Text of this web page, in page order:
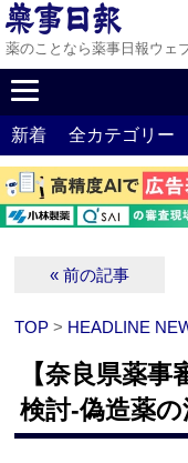
薬のことなら薬事日報ウェ
新着 全カテゴリー
« 前の記事
TOP > HEADLINE
【奈良県薬
検討‐偽造薬